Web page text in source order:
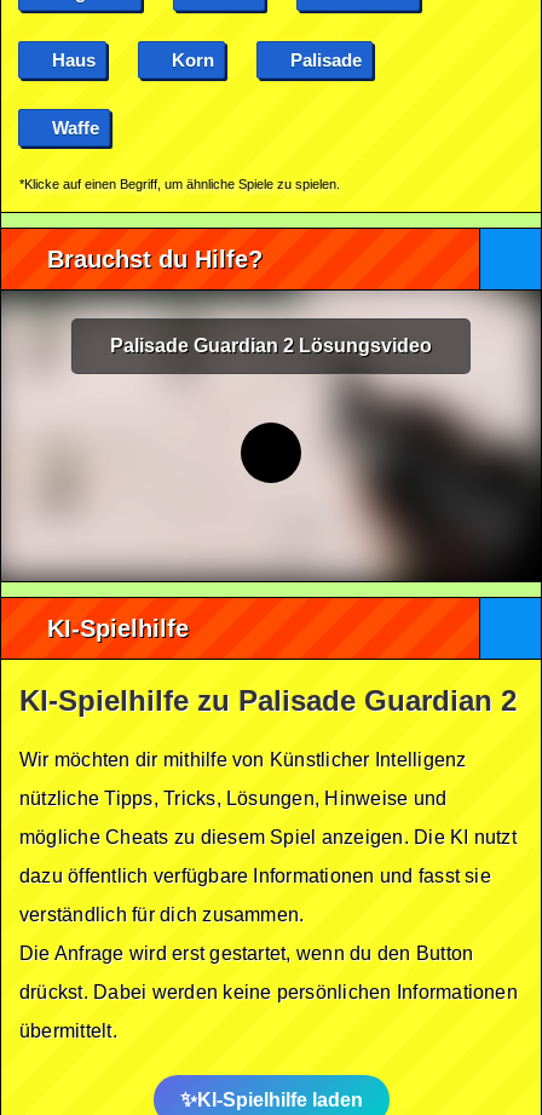
Haus Korn Palisade
Waffe
*Klicke auf einen Begriff, um ähnliche Spiele zu spielen.
Brauchst du Hilfe?
Palisade Guardian 2 Lösungsvideo
KI-Spielhilfe
KI-Spielhilfe zu Palisade Guardian 2
Wir möchten dir mithilfe von Künstlicher Intelligenz
nützliche Tipps, Tricks, Lösungen, Hinweise und
mögliche Cheats zu diesem Spiel anzeigen. Die KI nutzt
dazu öffentlich verfügbare Informationen und fasst sie
verständlich für dich zusammen.
Die Anfrage wird erst gestartet, wenn du den Button
drückst. Dabei werden keine persönlichen Informationen
übermittelt.
KI-Spielhilfe laden